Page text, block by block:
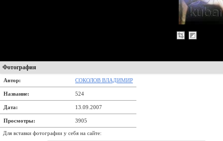
Фотография
Автор: СОКОЛОВ ВЛАДИМИР
Название: 524
Дата: 13.09.2007
Просмотры: 3905
Для вставки фотографии у себя на сайте: